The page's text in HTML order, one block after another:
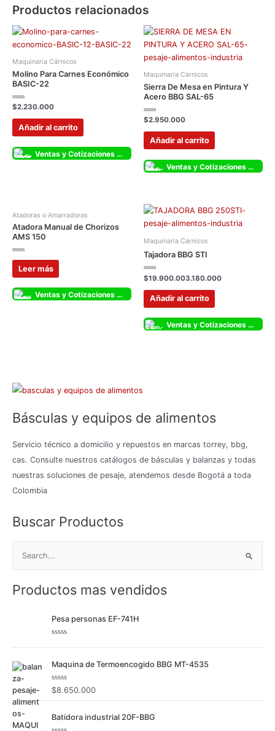
Básculas y equipos de alimentos
Servicio técnico a domicilio y repuestos en marcas torrey, bbg,
cas. Consulte nuestros catálogos de básculas y balanzas y todas
nuestras soluciones de pesaje, atendemos desde Bogotá a toda
Colombia
Buscar Productos
u
s
p
o
r
:
Productos mas vendidos
Pesa personas EF-741H
a
o
a
d
o
c
n
Maquina de Termoencogido BBG MT-4535
V
a
l
r
$8.650.000
Batidora industrial 20F-BBG
Productos relacionados
Maquinaria Cárnicos
Molino Para Carnes Económico
BASIC-22
Valorado
con
0
$2.230.000
Añadir al carrito
Ventas y Cotizaciones Whatsapp
Maquinaria Cárnicos
Sierra De Mesa en Pintura Y
Acero BBG SAL-65
Valorado
con
0
$2.950.000
Añadir al carrito
Ventas y Cotizaciones Whatsapp
Atadoras o Amarradoras
Atadora Manual de Chorizos
AMS 150
Valorado
con
de
Leer más
Ventas y Cotizaciones Whatsapp
Maquinaria Cárnicos
Tajadora BBG STI
Valorado
con
0
$19.900.003.180.000
Añadir al carrito
Ventas y Cotizaciones Whatsapp